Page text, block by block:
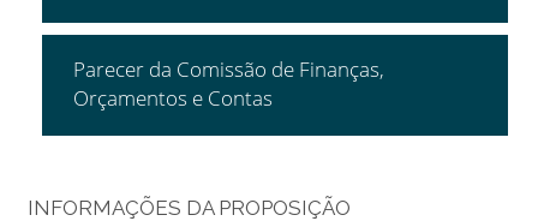
Parecer da Comissão de Finanças,
Orçamentos e Contas
INFORMAÇÕES DA PROPOSIÇÃO